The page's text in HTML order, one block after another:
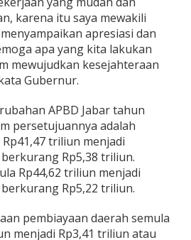
karena itu saya mewakili
apresiasi dan
apa yang kita lakukan
mewujudkan kesejahteraan
Gubernur.
APBD Jabar tahun
persetujuannya adalah
triliun menjadi
Rp5,38 triliun.
Rp44,62 triliun menjadi
Rp5,22 triliun.
pembiayaan daerah semula
menjadi Rp3,41 triliun atau